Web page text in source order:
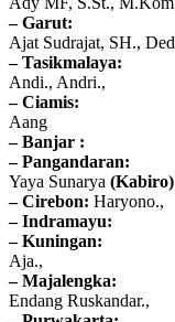
– Garut:
Ajat Sudrajat, SH.,
– Tasikmalaya:
Andi., Andri.,
– Ciamis:
Aang
– Banjar :
– Pangandaran:
Yaya Sunarya (Kabiro)
– Cirebon: Haryono.,
– Indramayu:
– Kuningan:
Aja.,
– Majalengka:
Endang Ruskandar.,